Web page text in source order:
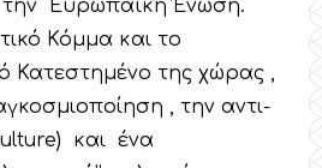
Ευρωπαϊκή Ένωση.
Κόμμα και το
Κατεστημένο της χώρας ,
, την αντι-
και ένα